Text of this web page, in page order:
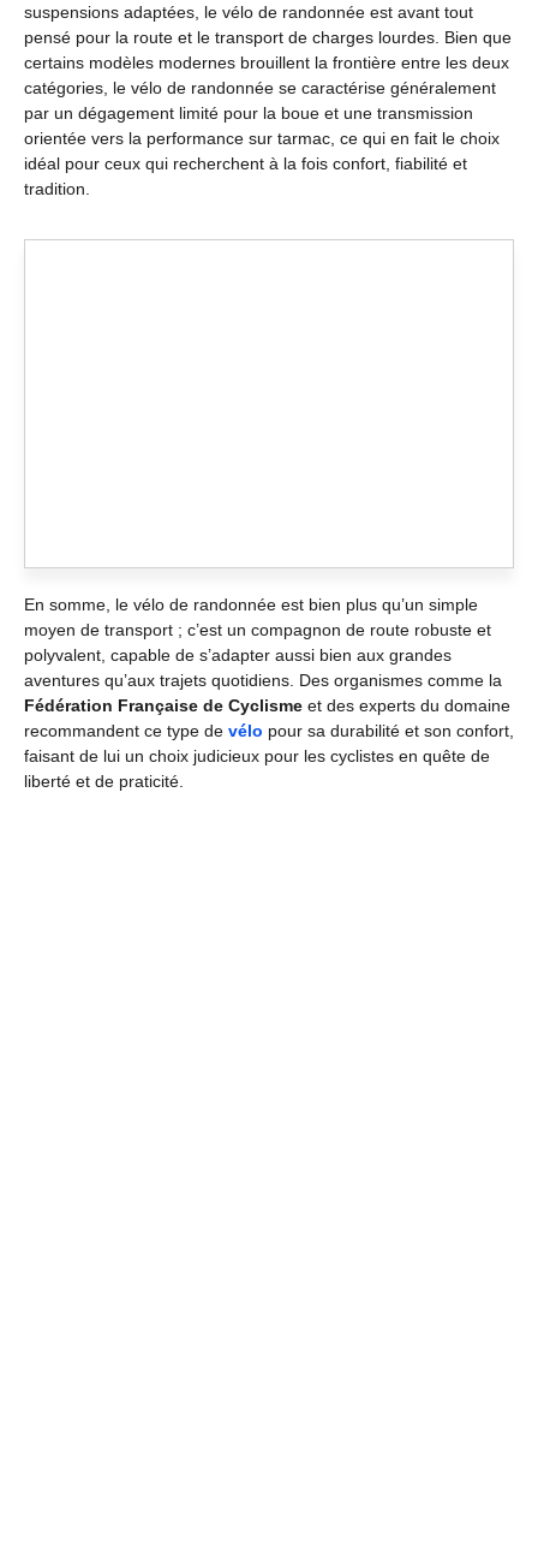
suspensions adaptées, le vélo de randonnée est avant tout
pensé pour la route et le transport de charges lourdes. Bien que
certains modèles modernes brouillent la frontière entre les deux
catégories, le vélo de randonnée se caractérise généralement
par un dégagement limité pour la boue et une transmission
orientée vers la performance sur tarmac, ce qui en fait le choix
idéal pour ceux qui recherchent à la fois confort, fiabilité et
tradition.
En somme, le vélo de randonnée est bien plus qu’un simple
moyen de transport ; c’est un compagnon de route robuste et
polyvalent, capable de s’adapter aussi bien aux grandes
aventures qu’aux trajets quotidiens. Des organismes comme la
Fédération Française de Cyclisme et des experts du domaine
recommandent ce type de vélo pour sa durabilité et son confort,
faisant de lui un choix judicieux pour les cyclistes en quête de
liberté et de praticité.